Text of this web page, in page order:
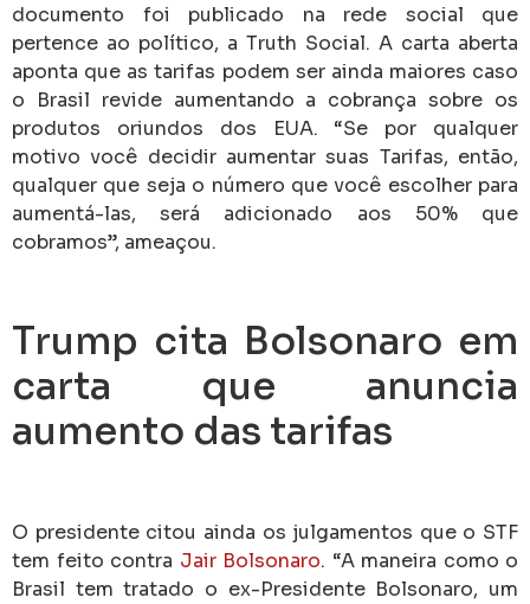
documento foi publicado na rede social que
pertence ao político, a Truth Social. A carta aberta
aponta que as tarifas podem ser ainda maiores caso
o Brasil revide aumentando a cobrança sobre os
produtos oriundos dos EUA. “Se por qualquer
motivo você decidir aumentar suas Tarifas, então,
qualquer que seja o número que você escolher para
aumentá-las, será adicionado aos 50% que
cobramos”, ameaçou.
Trump cita Bolsonaro em
carta que anuncia
aumento das tarifas
O presidente citou ainda os julgamentos que o STF
tem feito contra Jair Bolsonaro. “A maneira como o
Brasil tem tratado o ex-Presidente Bolsonaro, um